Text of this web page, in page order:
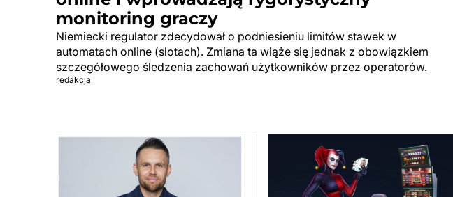
monitoring graczy
Niemiecki regulator zdecydował o podniesieniu limitów stawek w
automatach online (slotach). Zmiana ta wiąże się jednak z obowiązkiem
szczegółowego śledzenia zachowań użytkowników przez operatorów.
redakcja